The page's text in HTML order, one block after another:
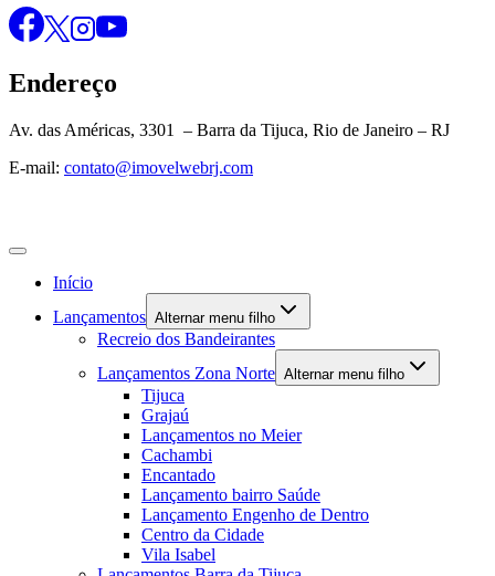
Endereço
Av. das Américas, 3301 – Barra da Tijuca, Rio de Janeiro – RJ
E-mail: contato@imovelwebrj.com
Início
Lançamentos Alternar menu filho
Recreio dos Bandeirantes
Lançamentos Zona Norte Alternar menu filho
Tijuca
Grajaú
Lançamentos no Meier
Cachambi
Encantado
Lançamento bairro Saúde
Lançamento Engenho de Dentro
Centro da Cidade
Vila Isabel